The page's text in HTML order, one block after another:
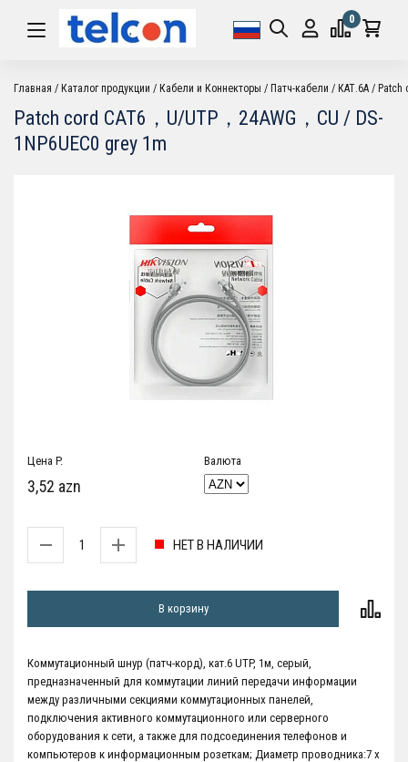
0
Главная Каталог продукции Кабели и Коннекторы Патч-кабели КАТ.6А Patch
Patch cord CAT6，U/UTP，24AWG，CU / DS-
1NP6UEC0 grey 1m
Цена P.
3,52 azn
Валюта
НЕТ В НАЛИЧИИ
В корзину
Коммутационный шнур (патч-корд), кат.6 UTP, 1м, серый,
предназначенный для коммутации линий передачи информации
между различными секциями коммутационных панелей,
подключения активного коммутационного или серверного
оборудования к сети, а также для подсоединения телефонов и
компьютеров к информационным розеткам; Диаметр проводника:7 х